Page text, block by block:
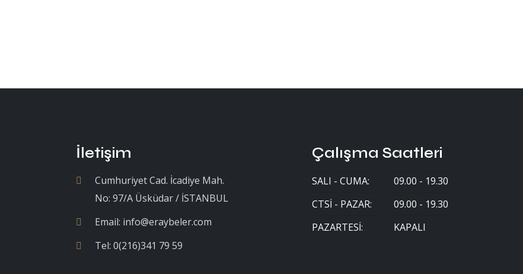
İletişim
Cumhuriyet Cad. İcadiye Mah.
No: 97/A Üsküdar / İSTANBUL
Email: info@eraybeler.com
Tel: 0(216)341 79 59
Çalışma Saatleri
SALI - CUMA:
09.00 - 19.30
CTSI - PAZAR:
09.00 - 19.30
PAZARTESI:
KAPALI